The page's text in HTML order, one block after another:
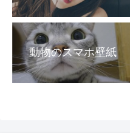
動物のスマホ壁紙